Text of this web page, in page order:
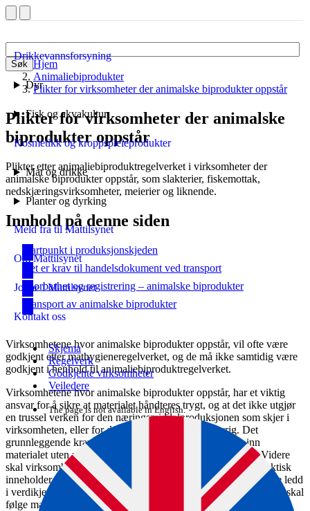
Søk
Drikkevannsforsyning
Dyr
Fisk og akvakultur
Kosmetikk og kroppspleieprodukter
Mat og drikke
Planter og dyrking
Meld fra til Mattilsynet
Om Mattilsynet
Jobbe i Mattilsynet
Kontakt oss
Skjema
Regelverk
Godkjente virksomheter
Veiledere
The page is not available in English.
Hjem
Animaliebiprodukter
Plikter for virksomheter der animalske biprodukter oppstår
Plikter for virksomheter der animalske
biprodukter oppstår
Plikter etter animaliebiprodukt­regelverket i virksomheter der
animalske biprodukter oppstår, som slakterier, fiskemottak,
nedskjærings­virksomheter, meierier og liknende.
Innhold på denne siden
Startpunkt i produksjonskjeden
Det er krav til handelsdokument ved transport
Sporbarhet og registrering – animalske biprodukter
Transport av animalske biprodukter
Virksomhetene hvor animalske biprodukter oppstår, vil ofte være
godkjent etter mathygiene­regelverket, og de må ikke samtidig være
godkjent i henhold til animaliebiprodukt­regelverket.
Virksomhetene hvor animalske biprodukter oppstår, har et viktig
ansvar for å sikre at materialet håndteres trygt, og at det ikke utgjør
en trussel verken for den næringsmiddel­produksjonen som skjer i
virksomheten, eller for dyre- og folke­helsen for øvrig. Det
grunnleggende kravet til virksomhetene er at de samler inn
materialet uten unødig opphold og kategoriserer det riktig. Videre
skal virksomhetene ha kontroll på hva de ulike beholderne faktisk
inneholder, og sørge for at det gis informasjon om dette til neste ledd
i verdikjeden gjennom nedtegning i det handels­dokumentet som skal
følge materialet.